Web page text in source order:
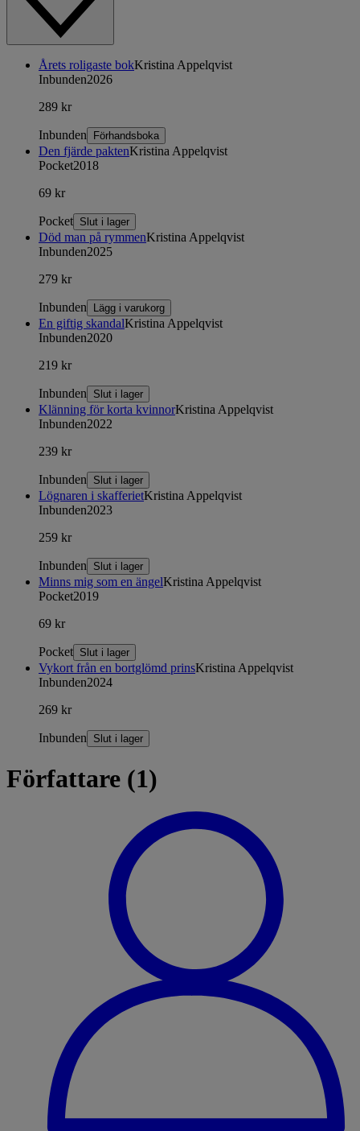
Årets roligaste bokKristina Appelqvist
Inbunden2026
289 kr
Inbunden Förhandsboka
Den fjärde paktenKristina Appelqvist
Pocket2018
69 kr
Pocket Slut i lager
Död man på rymmenKristina Appelqvist
Inbunden2025
279 kr
Inbunden Lägg i varukorg
En giftig skandalKristina Appelqvist
Inbunden2020
219 kr
Inbunden Slut i lager
Klänning för korta kvinnorKristina Appelqvist
Inbunden2022
239 kr
Inbunden Slut i lager
Lögnaren i skafferietKristina Appelqvist
Inbunden2023
259 kr
Inbunden Slut i lager
Minns mig som en ängelKristina Appelqvist
Pocket2019
69 kr
Pocket Slut i lager
Vykort från en bortglömd prinsKristina Appelqvist
Inbunden2024
269 kr
Inbunden Slut i lager
Författare (1)